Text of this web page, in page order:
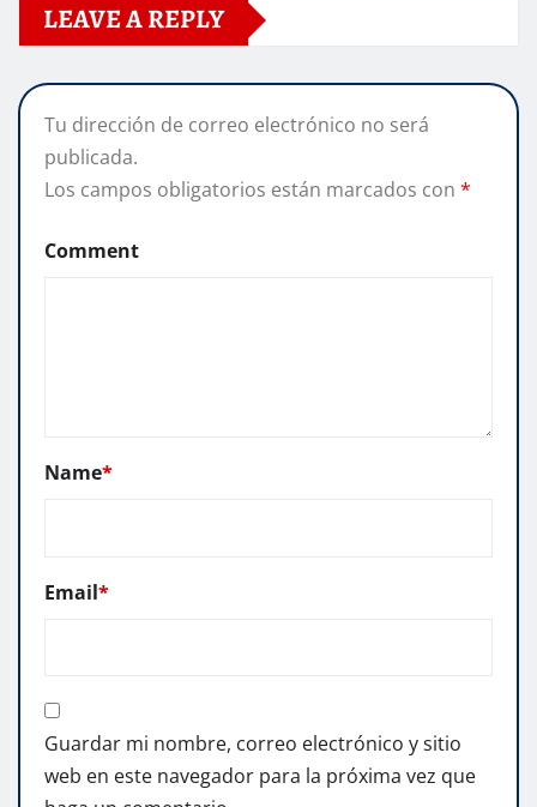
LEAVE A REPLY
Tu dirección de correo electrónico no será
publicada.
Los campos obligatorios están marcados con *
Comment
Name*
Email*
Guardar mi nombre, correo electrónico y sitio
web en este navegador para la próxima vez que